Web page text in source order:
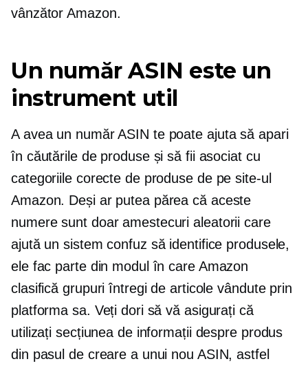
vânzător Amazon.
Un număr ASIN este un
instrument util
A avea un număr ASIN te poate ajuta să apari
în căutările de produse și să fii asociat cu
categoriile corecte de produse de pe site-ul
Amazon. Deși ar putea părea că aceste
numere sunt doar amestecuri aleatorii care
ajută un sistem confuz să identifice produsele,
ele fac parte din modul în care Amazon
clasifică grupuri întregi de articole vândute prin
platforma sa. Veți dori să vă asigurați că
utilizați secțiunea de informații despre produs
din pasul de creare a unui nou ASIN, astfel